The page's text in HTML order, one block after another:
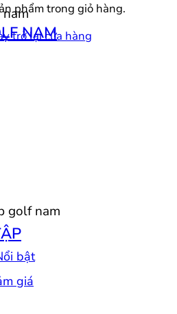
phẩm trong giỏ hàng.
trở lại cửa hàng
NAM